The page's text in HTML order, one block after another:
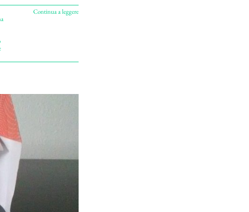
Continua a leggere